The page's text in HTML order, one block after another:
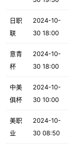
日职
联
2024-10-
30 18:00
意青
杯
2024-10-
30 18:00
中美
俱杯
2024-10-
30 10:00
美职
业
2024-10-
30 08:50